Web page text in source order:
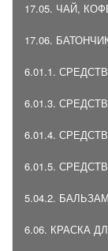
17.05. ЧАЙ,
17.06.
6.01.1.
6.01.3.
6.01.4.
6.01.5.
5.04.2.
6.06. КРАСКА